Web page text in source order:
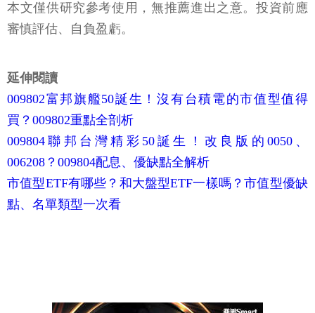
本文僅供研究參考使用，無推薦進出之意。投資前應
審慎評估、自負盈虧。
延伸閱讀
009802富邦旗艦50誕生！沒有台積電的市值型值得
買？009802重點全剖析
009804聯邦台灣精彩50誕生！改良版的0050、
006208？009804配息、優缺點全解析
市值型ETF有哪些？和大盤型ETF一樣嗎？市值型優缺
點、名單類型一次看